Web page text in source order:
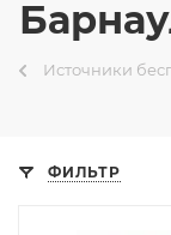
Источники
ФИЛЬТР